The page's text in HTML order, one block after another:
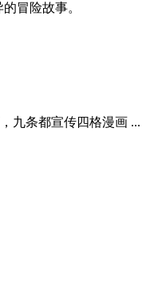
冒险故事。
九条都宣传四格漫画 ...